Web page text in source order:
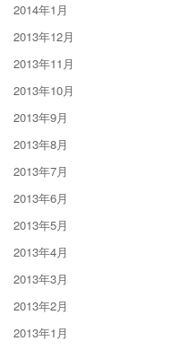
2014年1月
2013年12月
2013年11月
2013年10月
2013年9月
2013年8月
2013年7月
2013年6月
2013年5月
2013年4月
2013年3月
2013年2月
2013年1月